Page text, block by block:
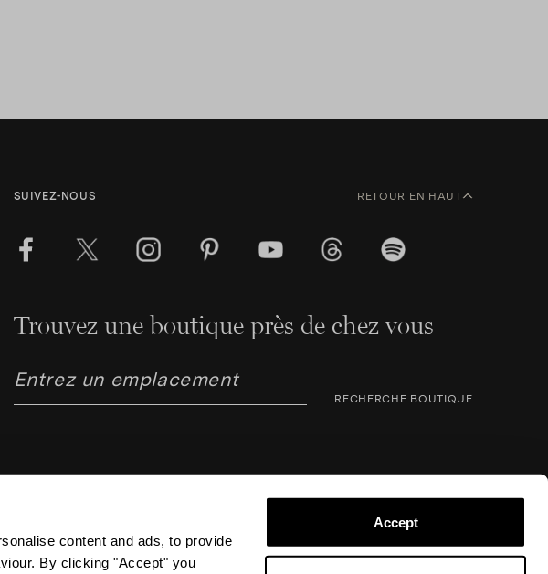
content and ads, to provide
By clicking "Accept" you
Accept
SUIVEZ-NOUS RETOUR EN HAUT
Trouvez une boutique près de chez vous
RECHERCHE BOUTIQUE
Aquazzura Italia S.r.l. - Lungarno Corsini 8, 50123 Florence (FI), Italie – N° TVA /